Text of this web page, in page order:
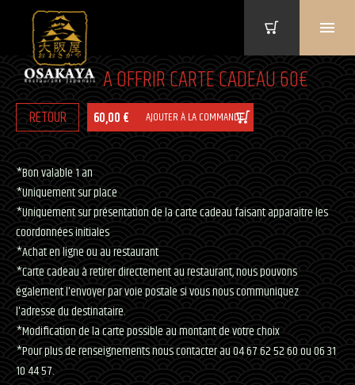
A OFFRIR CARTE CADEAU 60€
RETOUR 60,00 € AJOUTER À LA COMMANDE
*Bon valable 1 an
*Uniquement sur place
*Uniquement sur présentation de la carte cadeau faisant apparaitre les
coordonnées initiales
*Achat en ligne ou au restaurant
*Carte cadeau à retirer directement au restaurant, nous pouvons
également l'envoyer par voie postale si vous nous communiquez
l'adresse du destinataire.
*Modification de la carte possible au montant de votre choix
*Pour plus de renseignements nous contacter au 04 67 62 52 60 ou 06 31
10 44 57.